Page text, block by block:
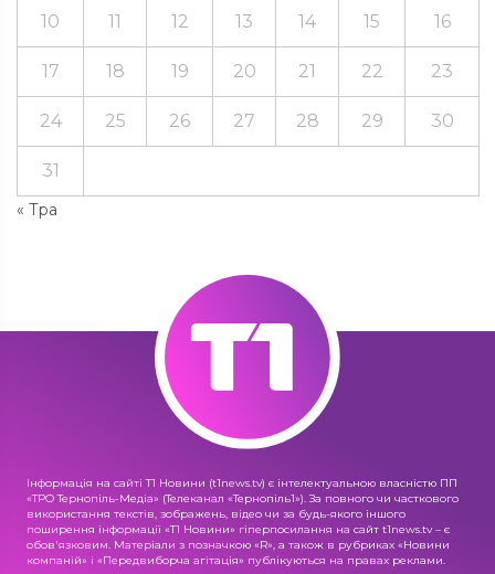
« Тра
10 11 12 13 14 15 16
17 18 19 20 21 22 23
24 25 26 27 28 29 30
31
Інформація на сайті Т1 Новини (t1news.tv) є інтелектуальною власністю ПП
«ТРО Тернопіль-Медіа» (Телеканал «Тернопіль1»). За повного чи часткового
використання текстів, зображень, відео чи за будь-якого іншого
поширення інформації «Т1 Новини» гіперпосилання на сайт t1news.tv – є
обов'язковим. Матеріали з позначкою «R», а також в рубриках «Новини
компаній» і «Передвиборча агітація» публікуються на правах реклами.